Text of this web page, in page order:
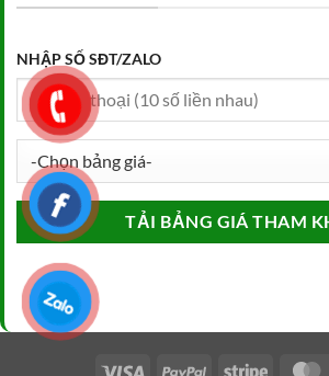
NHẬP SỐ SĐT/ZALO
Visa PayPal Stripe